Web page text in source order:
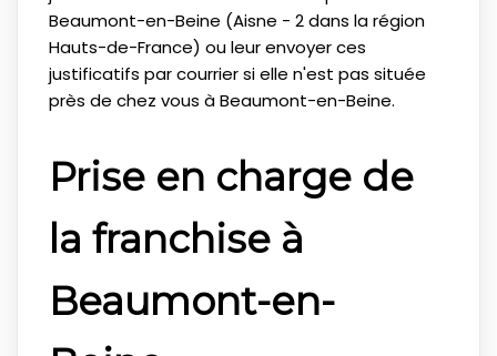
Beaumont-en-Beine (Aisne - 2 dans la région
Hauts-de-France) ou leur envoyer ces
justificatifs par courrier si elle n'est pas située
près de chez vous à Beaumont-en-Beine.
Prise en charge de
la franchise à
Beaumont-en-